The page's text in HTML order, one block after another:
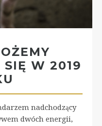
SIĘ W 2019
nadchodzący
dwóch energii,